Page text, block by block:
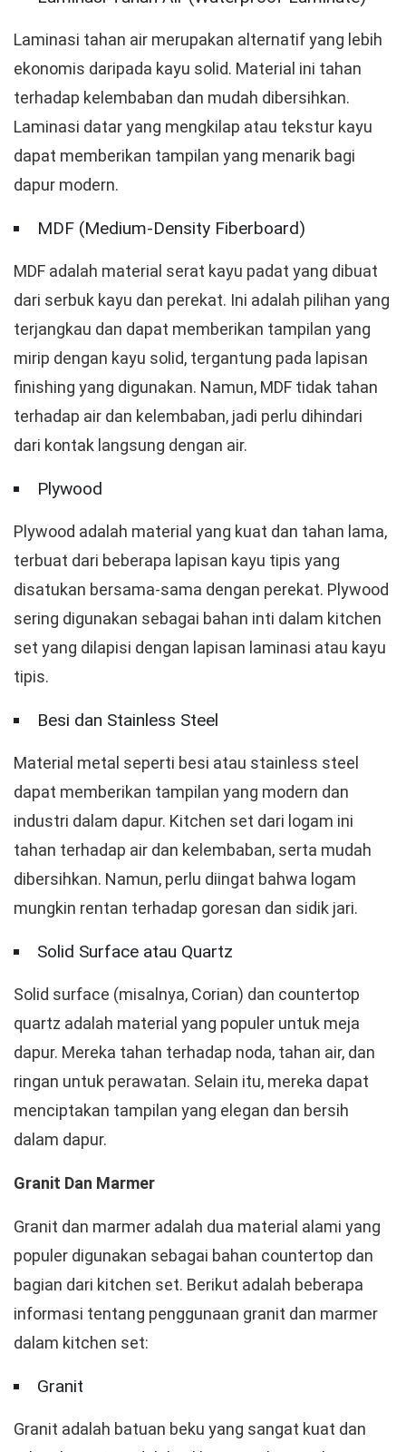
Laminasi tahan air merupakan alternatif yang lebih
ekonomis daripada kayu solid. Material ini tahan
terhadap kelembaban dan mudah dibersihkan.
Laminasi datar yang mengkilap atau tekstur kayu
dapat memberikan tampilan yang menarik bagi
dapur modern.
MDF (Medium-Density Fiberboard)
MDF adalah material serat kayu padat yang dibuat
dari serbuk kayu dan perekat. Ini adalah pilihan yang
terjangkau dan dapat memberikan tampilan yang
mirip dengan kayu solid, tergantung pada lapisan
finishing yang digunakan. Namun, MDF tidak tahan
terhadap air dan kelembaban, jadi perlu dihindari
dari kontak langsung dengan air.
Plywood
Plywood adalah material yang kuat dan tahan lama,
terbuat dari beberapa lapisan kayu tipis yang
disatukan bersama-sama dengan perekat. Plywood
sering digunakan sebagai bahan inti dalam kitchen
set yang dilapisi dengan lapisan laminasi atau kayu
tipis.
Besi dan Stainless Steel
Material metal seperti besi atau stainless steel
dapat memberikan tampilan yang modern dan
industri dalam dapur. Kitchen set dari logam ini
tahan terhadap air dan kelembaban, serta mudah
dibersihkan. Namun, perlu diingat bahwa logam
mungkin rentan terhadap goresan dan sidik jari.
Solid Surface atau Quartz
Solid surface (misalnya, Corian) dan countertop
quartz adalah material yang populer untuk meja
dapur. Mereka tahan terhadap noda, tahan air, dan
ringan untuk perawatan. Selain itu, mereka dapat
menciptakan tampilan yang elegan dan bersih
dalam dapur.
Granit Dan Marmer
Granit dan marmer adalah dua material alami yang
populer digunakan sebagai bahan countertop dan
bagian dari kitchen set. Berikut adalah beberapa
informasi tentang penggunaan granit dan marmer
dalam kitchen set:
Granit
Granit adalah batuan beku yang sangat kuat dan